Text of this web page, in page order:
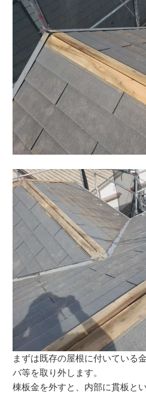
まずは既存の屋根に付いている
バ等を取り外します。
棟板金を外すと、内部に貫板と